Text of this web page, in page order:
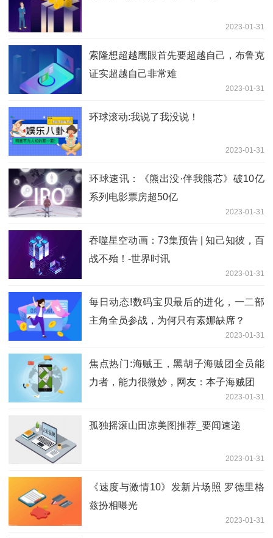
2023-01-31
索隆想超越鹰眼首先要超越自己，布鲁克
证实超越自己非常难
2023-01-31
环球滚动:我说了我没说！
2023-01-31
环球速讯：《熊出没·伴我熊芯》破10亿
系列电影票房超50亿
2023-01-31
吞噬星空动画：73集预告 | 知己知彼，百
战不殆！-世界时讯
2023-01-31
每日动态!数码宝贝最后的进化，一二部
主角全员参战，为何只有素娜缺席？
2023-01-31
焦点热门:海贼王，黑胡子海贼团全员能
力者，能力很微妙，网友：本子海贼团
2023-01-31
孤独摇滚山田凉美图推荐_要闻速递
2023-01-31
《速度与激情10》发新片场照 罗德里格
兹扮相曝光
2023-01-31